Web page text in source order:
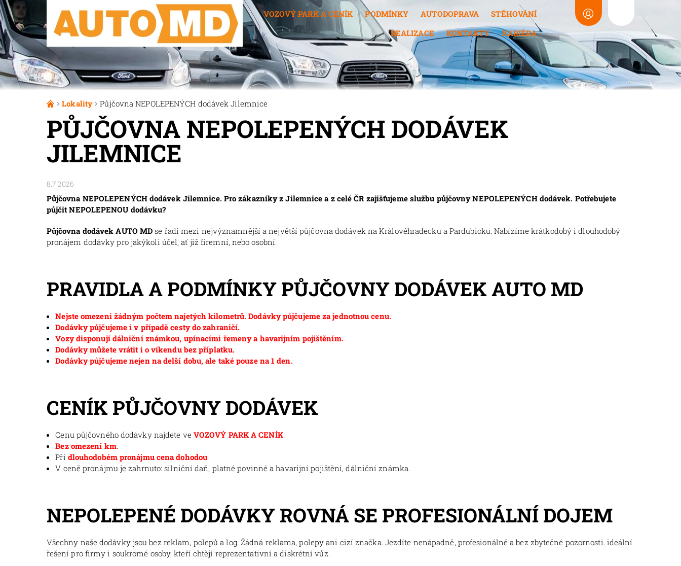
VOZOVÝ PARK A CENÍK PODMÍNKY AUTODOPRAVA
STĚHOVÁNÍ
REALIZACE
KONTAKTY KARIÉRA
Lokality Půjčovna NEPOLEPENÝCH dodávek Jilemnice
PŮJČOVNA NEPOLEPENÝCH DODÁVEK
JILEMNICE
8.7.2026
Půjčovna NEPOLEPENÝCH dodávek Jilemnice. Pro zákazníky z Jilemnice a z celé ČR zajišťujeme službu půjčovny NEPOLEPENÝCH dodávek. Potřebujete
půjčit NEPOLEPENOU dodávku?
Půjčovna dodávek AUTO MDse řadí mezi nejvýznamnější a největší půjčovna dodávek na Královéhradecku a Pardubicku. Nabízíme krátkodobý i dlouhodobý
pronájem dodávky pro jakýkoli účel, ať již firemní, nebo osobní.
PRAVIDLA A PODMÍNKY PŮJČOVNY DODÁVEK AUTO MD
Nejste omezeni žádným počtem najetých kilometrů. Dodávky půjčujeme za jednotnou cenu.
Dodávky půjčujeme i v případě cesty do zahraničí.
Vozy disponují dálniční známkou, upínacími řemeny a havarijním pojištěním.
Dodávky můžete vrátit i o víkendu bez příplatku.
Dodávky půjčujeme nejen na delší dobu, ale také pouze na 1 den.
CENÍK PŮJČOVNY DODÁVEK
Cenu půjčovného dodávky najdete ve VOZOVÝ PARK A CENÍK.
Bez omezení km.
Při dlouhodobém pronájmu cena dohodou.
V ceně pronájmu je zahrnuto: silniční daň, platné povinné a havarijní pojištění, dálniční známka.
NEPOLEPENÉ DODÁVKY ROVNÁ SE PROFESIONÁLNÍ DOJEM
Všechny naše dodávky jsou bez reklam, polepů a log. Žádná reklama, polepy ani cizí značka. Jezdíte nenápadně, profesionálně a bez zbytečné pozornosti. ideální
řešení pro firmy i soukromé osoby, kteří chtějí reprezentativní a diskrétní vůz.